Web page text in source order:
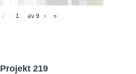
‹ av 9 › »
Projekt 219